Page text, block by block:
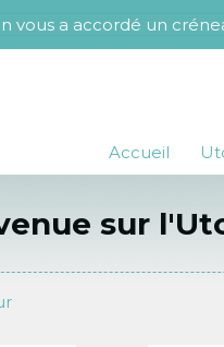
vous a accordé un
Accueil
sur